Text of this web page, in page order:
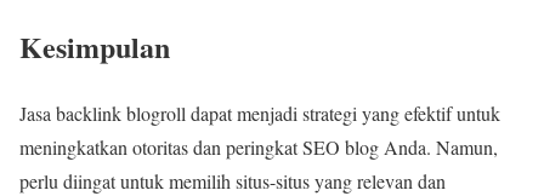
Kesimpulan
Jasa backlink blogroll dapat menjadi strategi yang efektif untuk
meningkatkan otoritas dan peringkat SEO blog Anda. Namun,
perlu diingat untuk memilih situs-situs yang relevan dan